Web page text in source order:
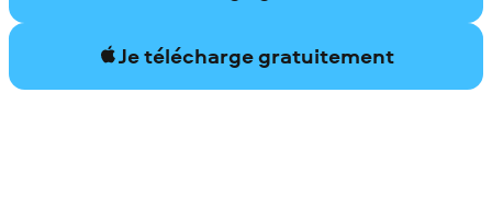
Je télécharge gratuitement